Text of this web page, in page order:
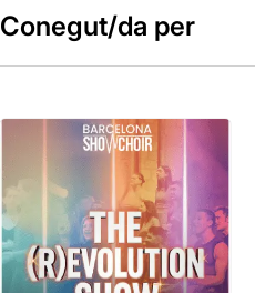
Conegut/da per